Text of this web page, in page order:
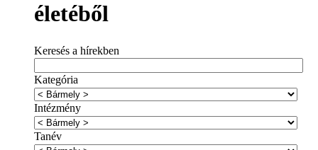
életéből
Keresés a hírekben
Kategória
Intézmény
Tanév